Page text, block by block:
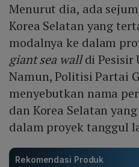
Menurut dia, ada
Korea Selatan yang
modalnya ke dalam
giant sea walldi Pesisir
Namun, Politisi Partai
menyebutkan nama
dan Korea Selatan
dalam proyek tanggul
Rekomendasi Produk